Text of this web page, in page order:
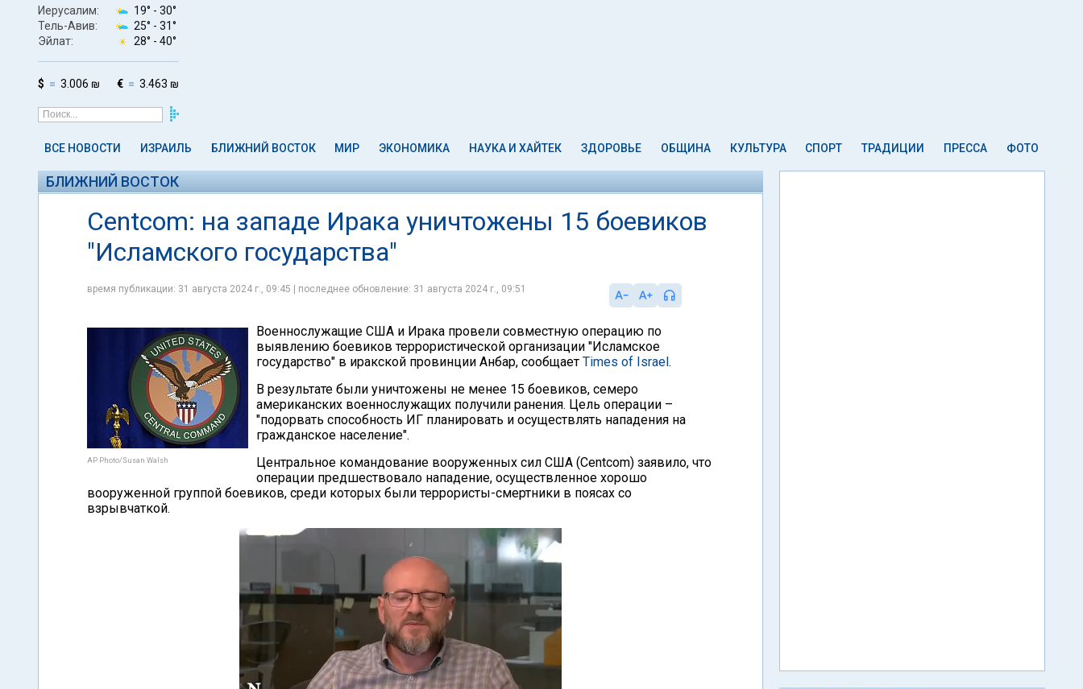
Иерусалим: 19° - 30°
Тель-Авив:
25° - 31°
Эйлат:
28° - 40°
$ 3.006 ₪ € 3.463 ₪
ВСЕ НОВОСТИ ИЗРАИЛЬ БЛИЖНИЙ ВОСТОК МИР ЭКОНОМИКА НАУКА И ХАЙТЕК ЗДОРОВЬЕ ОБЩИНА КУЛЬТУРА СПОРТ ТРАДИЦИИ ПРЕССА ФОТО
БЛИЖНИЙ ВОСТОК
Centcom: на западе Ирака уничтожены 15 боевиков
"Исламского государства"
время публикации: 31 августа 2024 г., 09:45 | последнее обновление: 31 августа 2024 г., 09:51
AP Photo/Susan Walsh
Военнослужащие США и Ирака провели совместную операцию по
выявлению боевиков террористической организации "Исламское
государство" в иракской провинции Анбар, сообщает Times of Israel.
В результате были уничтожены не менее 15 боевиков, семеро
американских военнослужащих получили ранения. Цель операции –
"подорвать способность ИГ планировать и осуществлять нападения на
гражданское население".
Центральное командование вооруженных сил США (Centcom) заявило, что
операции предшествовало нападение, осуществленное хорошо
вооруженной группой боевиков, среди которых были террористы-смертники в поясах со
взрывчаткой.